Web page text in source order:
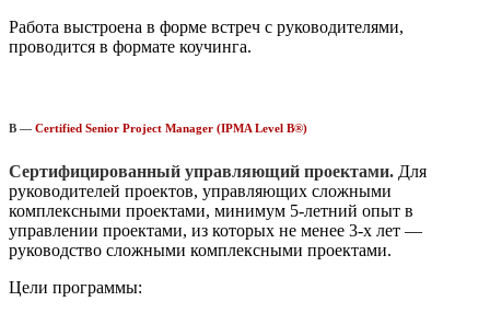
Работа выстроена в форме встреч с руководителями,
проводится в формате коучинга.
B — Certified Senior Project Manager (IPMA Level B®)
Сертифицированный управляющий проектами. Для
руководителей проектов, управляющих сложными
комплексными проектами, минимум 5-летний опыт в
управлении проектами, из которых не менее 3-х лет —
руководство сложными комплексными проектами.
Цели программы: